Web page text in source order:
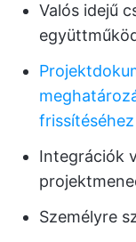
Valós idejű
frissítéséhez
Integrációk
Személyre